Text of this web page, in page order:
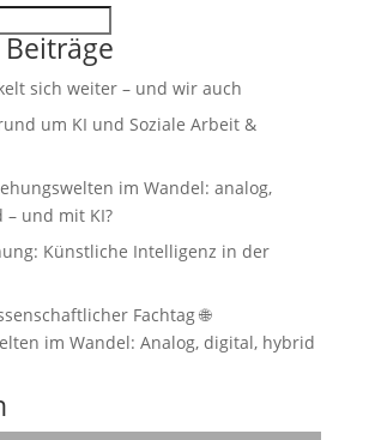
sich weiter – und wir auch
um KI und Soziale Arbeit &
im Wandel: analog,
und mit KI?
Künstliche Intelligenz in der
Fachtag 🌐
im Wandel: Analog, digital, hybrid